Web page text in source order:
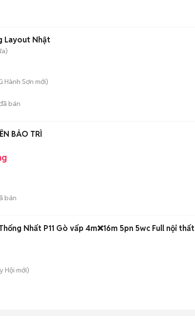
Layout Nhật
Hành Sơn mới)
bán
BẢO TRÌ
bán
Nhất P11 Gò vấp 4m❌16m 5pn 5wc Full nội thất
Hội mới)